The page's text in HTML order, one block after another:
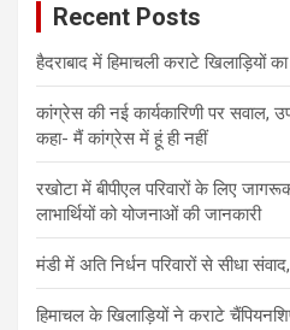
Recent Posts
हैदराबाद में हिमाचली कराटे
कांग्रेस की नई कार्यकारिणी पर सवाल,
कहा- मैं कांग्रेस में हूं ही नहीं
रखोटा में बीपीएल परिवारों के लिए
लाभार्थियों को योजनाओं की जानकारी
मंडी में अति निर्धन परिवारों से सीधा
हिमाचल के खिलाड़ियों ने कराटे